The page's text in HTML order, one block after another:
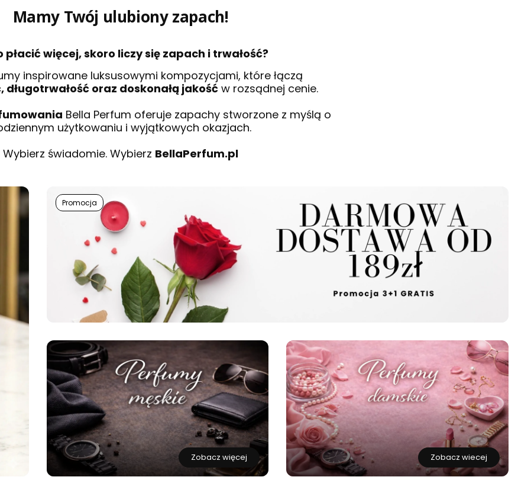
Mamy Twój ulubiony zapach!
płacić więcej, skoro liczy się zapach i trwałość?
inspirowane luksusowymi kompozycjami, które łączą
długotrwałość oraz doskonałą jakośćw rozsądnej cenie.
Bella Perfum oferuje zapachy stworzone z myślą o
użytkowaniu i wyjątkowych okazjach.
Wybierz świadomie. Wybierz BellaPerfum.pl
Promocja
Zobacz więcej Zobacz wiecej